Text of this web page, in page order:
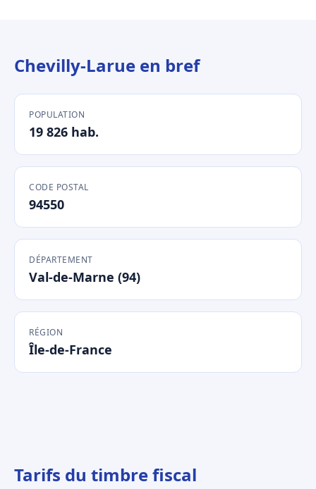
Chevilly-Larue en bref
POPULATION
19 826 hab.
CODE POSTAL
94550
DÉPARTEMENT
Val-de-Marne (94)
RÉGION
Île-de-France
Tarifs du timbre fiscal